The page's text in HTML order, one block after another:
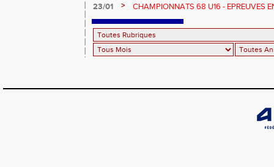
23/01
>
CHAMPIONNATS 68 U16 - EPREUVES